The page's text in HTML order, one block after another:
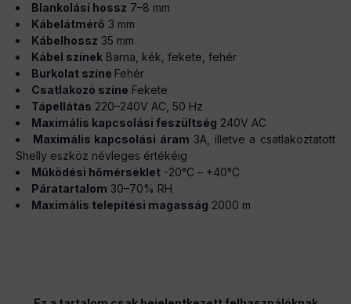
Blankolási hossz 7–8 mm
Kábelátmérő 3 mm
Kábelhossz 35 mm
Kábel színek Barna, kék, fekete, fehér
Burkolat színe Fehér
Csatlakozó színe Fekete
Tápellátás 220–240V AC, 50 Hz
Maximális kapcsolási feszültség 240V AC
Maximális kapcsolási áram 3A, illetve a csatlakoztatott
Shelly eszköz névleges értékéig
Működési hőmérséklet -20°C – +40°C
Páratartalom 30–70% RH
Maximális telepítési magasság 2000 m